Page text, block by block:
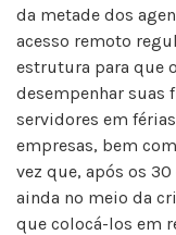
da metade dos
acesso remoto
estrutura para que
desempenhar suas
servidores em
empresas, bem
vez que, após os
ainda no meio da
que colocá-los em